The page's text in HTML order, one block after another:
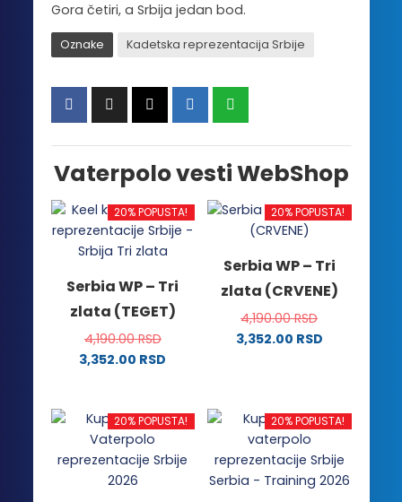
Gora četiri, a Srbija jedan bod.
Oznake Kadetska reprezentacija Srbije
Vaterpolo vesti WebShop
20% POPUSTA!
Serbia WP – Tri
zlata (TEGET)
4,190.00RSD
3,352.00 RSD
ima
više
varijanti.
Opcije
20% POPUSTA!
Serbia WP – Tri
zlata (CRVENE)
4,190.00RSD
3,352.00 RSD
više
varijanti.
Opcije
mogu
20% POPUSTA! 20% POPUSTA!